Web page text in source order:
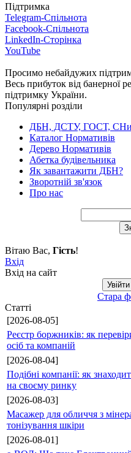
Підтримка
Telegram-Спільнота
Facebook-Спільнота
LinkedIn-Сторінка
YouTube
Просимо небайдужих
Весь прибуток від банерної
підтримку України.
Популярні розділи
ДБН, ДСТУ, ГОСТ,
Каталог Нормативів
Дерево Нормативів
Абетка будівельника
Як завантажити ДБН?
Зворотній зв'язок
Про нас
Вітаю Вас, Гість!
Вхід
Вхід на сайт
Стара
Статті
[2026-08-05]
Реєстр боржників: як
осіб та компаній
[2026-08-04]
Подібні компанії: як
на своєму ринку
[2026-08-03]
Масажер для обличчя з
тонізування шкіри
[2026-08-01]